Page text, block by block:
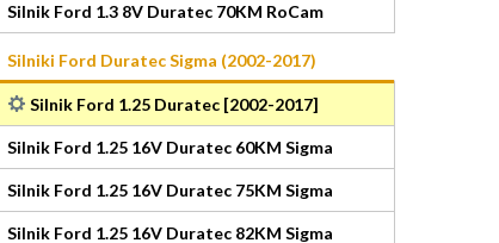
Silnik Ford 1.3 8V Duratec 70KM RoCam
Silniki Ford Duratec Sigma (2002-2017)
Silnik Ford 1.25 Duratec [2002-2017]
Silnik Ford 1.25 16V Duratec 60KM Sigma
Silnik Ford 1.25 16V Duratec 75KM Sigma
Silnik Ford 1.25 16V Duratec 82KM Sigma